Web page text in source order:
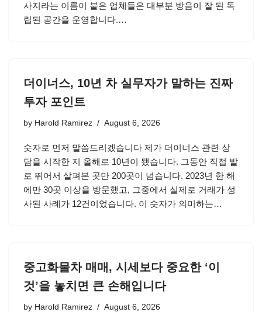
사지라는 이름이 붙은 업체들은 대부분 방음이 잘 된 독
립된 공간을 운영합니다.…
더이너스, 10년 차 실무자가 말하는 진짜
투자 포인트
by Harold Ramirez August 6, 2026
숫자로 먼저 말씀드리겠습니다 제가 더이너스 관련 상
담을 시작한 지 올해로 10년이 됐습니다. 그동안 직접 발
로 뛰어서 살펴본 곳만 200곳이 넘습니다. 2023년 한 해
에만 30곳 이상을 방문했고, 그중에서 실제로 거래가 성
사된 사례가 12건이었습니다. 이 숫자가 의미하는…
중고화물차 매매, 시세보다 중요한 ‘이
것’을 놓치면 큰 손해입니다
by Harold Ramirez August 6, 2026